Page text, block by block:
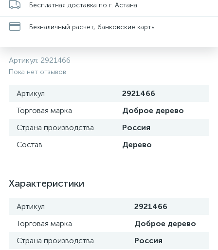
Бесплатная доставка по г. Астана
Безналичный расчет, банковские карты
Артикул: 2921466
Пока нет отзывов
Артикул
2921466
Торговая марка
Доброе дерево
Страна производства
Россия
Состав
Дерево
Характеристики
Артикул
2921466
Торговая марка
Доброе дерево
Страна производства
Россия